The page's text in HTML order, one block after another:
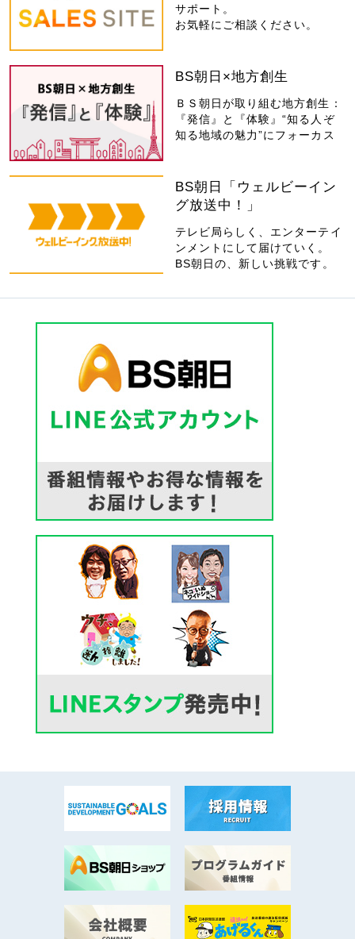
サポート。
お気軽にご相談ください。
BS朝日×地方創生
ＢＳ朝日が取り組む地方創生：
『発信』と『体験』“知る人ぞ
知る地域の魅力”にフォーカス
BS朝日「ウェルビーイン
グ放送中！」
テレビ局らしく、エンターテイ
ンメントにして届けていく。
BS朝日の、新しい挑戦です。